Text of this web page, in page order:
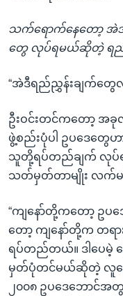
သက်ရောက်နေတော့ အဲဒ
တွေ လုပ်ရမယ်ဆိုတဲ့ ရည်ညွှ
“အဲဒီရည်ညွှန်းချက်တွေလ
ဦးဝင်းတင်ကတော့ အခု
ဖွဲ့စည်းပုံပါ ဥပဒေတွေ
သူတို့ရပ်တည်ချက် လုပ်ရ
သတ်မှတ်တာမျိုး လက်
“ကျနော်တို့ကတော့ ဥ
တော့ ကျနော်တို့က တရာ
ရပ်တည်တယ်။ ဒါပေမဲ့
မှတ်ပုံတင်မယ်ဆိုတဲ့ လူတွ
၂၀၀၈ ဥပဒေဘောင်အတွ